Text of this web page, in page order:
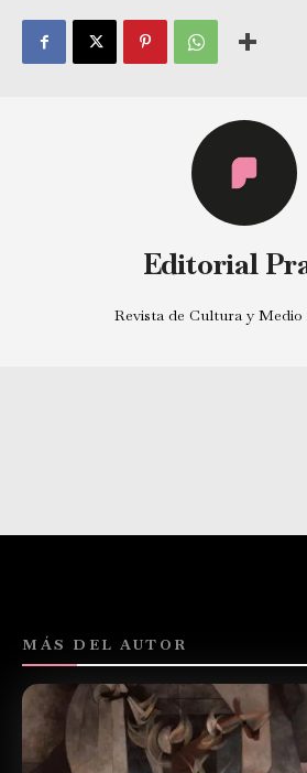
Editorial
Revista de Cultura y
MÁS DEL AUTOR